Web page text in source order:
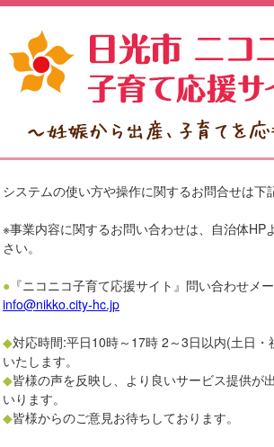
システムの使い方や操作に関するお問合せは下
※事業内容に関するお問い合わせは、自治体HP
さい。
● 『ニコニコ子育て応援サイト』問い合わせメ
info@nikko.city-hc.jp
◆対応時間:平日10時～17時 2～3日以内(土日・
いたします。
◆皆様の声を反映し、より良いサービス提供が
いります。
◆皆様からのご意見お待ちしております。